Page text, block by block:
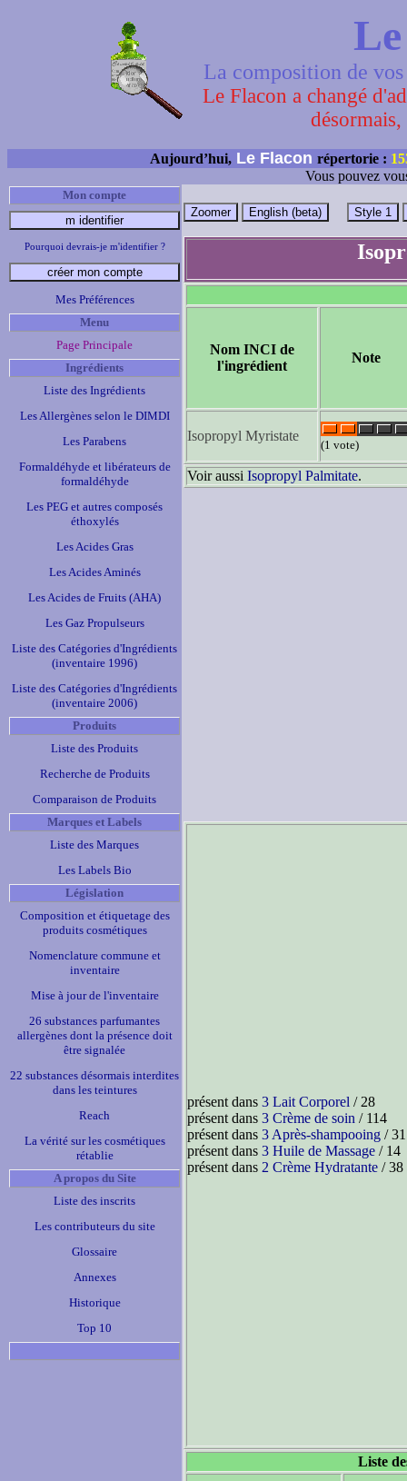
La composition de
Le Flacon a changé
Aujourd’hui, Le Flacon répertorie :
Vous pouvez
Mon compte
Pourquoi devrais-je m'identifier ?
Mes Préférences
Menu
Page Principale
Ingrédients
Liste des Ingrédients
Les Allergènes selon le DIMDI
Les Parabens
Formaldéhyde et libérateurs de
formaldéhyde
Les PEG et autres composés
éthoxylés
Les Acides Gras
Les Acides Aminés
Les Acides de Fruits (AHA)
Les Gaz Propulseurs
Liste des Catégories d'Ingrédients
(inventaire 1996)
Liste des Catégories d'Ingrédients
(inventaire 2006)
Produits
Liste des Produits
Recherche de Produits
Comparaison de Produits
Marques et Labels
Liste des Marques
Les Labels Bio
Législation
Composition et étiquetage des
produits cosmétiques
Nomenclature commune et
inventaire
Mise à jour de l'inventaire
26 substances parfumantes
allergènes dont la présence doit
être signalée
22 substances désormais interdites
dans les teintures
Reach
La vérité sur les cosmétiques
rétablie
A propos du Site
Liste des inscrits
Les contributeurs du site
Glossaire
Annexes
Historique
Top 10
Nom INCI de
l'ingrédient
Note
Isopropyl Myristate
(1 vote)
Voir aussi Isopropyl Palmitate.
présent dans 3 Lait Corporel / 28
présent dans 3 Crème de soin / 114
présent dans 3 Après-shampooing / 31
présent dans 3 Huile de Massage / 14
présent dans 2 Crème Hydratante / 38
Liste